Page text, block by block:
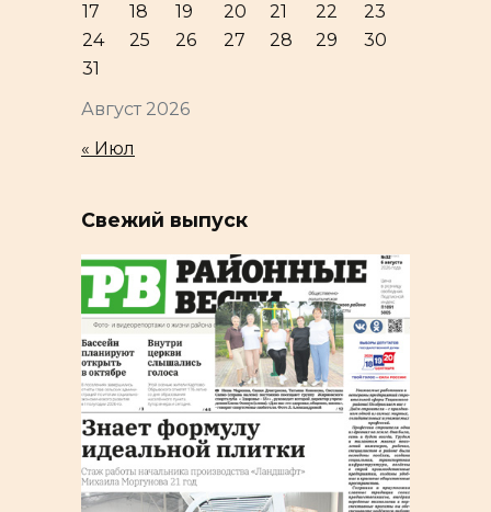
Август 2026
17
18 19 20 21 22
23
24
25 26 27 28 29
30
31
« Июл
Свежий выпуск